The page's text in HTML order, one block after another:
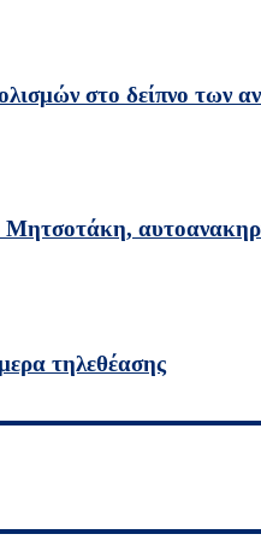
στο δείπνο των
τηλεθέασης